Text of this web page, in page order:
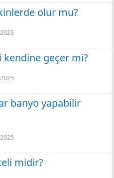
olur mu?
kendine geçer mi?
banyo yapabilir
midir?